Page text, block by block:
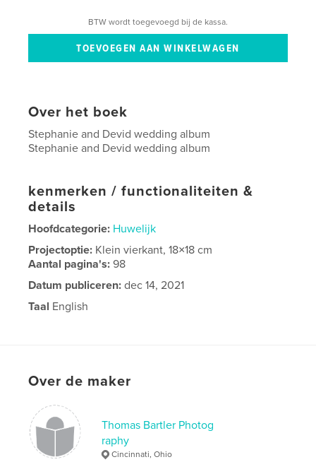
BTW wordt toegevoegd bij de kassa.
Over het boek
Stephanie and Devid wedding album
Stephanie and Devid wedding album
kenmerken / functionaliteiten &
details
Hoofdcategorie: Huwelijk
Projectoptie: Klein vierkant, 18×18 cm
Aantal pagina's:98
Datum publiceren: dec 14, 2021
Taal English
Over de maker
Thomas Bartler Photog
raphy
Cincinnati, Ohio